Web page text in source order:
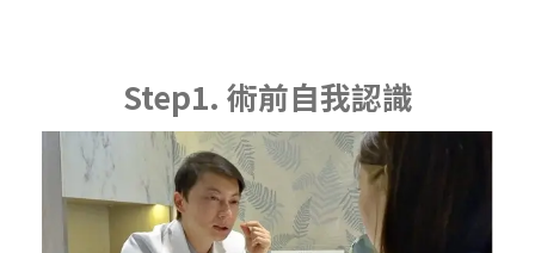
Step1. 術前自我認識